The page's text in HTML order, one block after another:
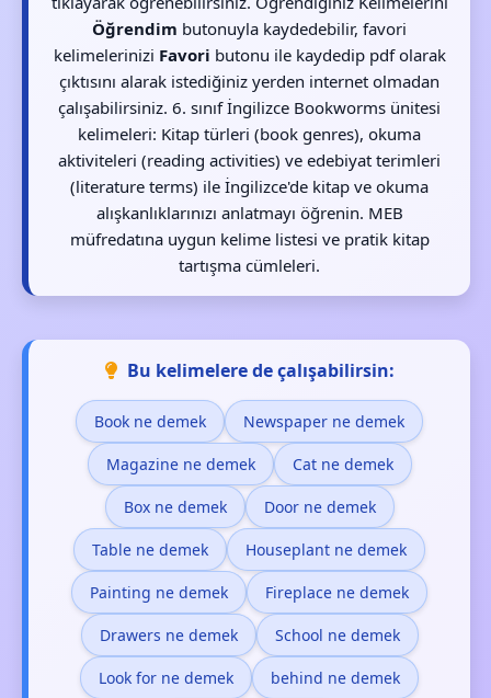
Öğrendim butonuyla kaydedebilir, favori
kelimelerinizi Favori butonu ile kaydedip pdf olarak
çıktısını alarak istediğiniz yerden internet olmadan
çalışabilirsiniz. 6. sınıf İngilizce Bookworms ünitesi
kelimeleri: Kitap türleri (book genres), okuma
aktiviteleri (reading activities) ve edebiyat terimleri
(literature terms) ile İngilizce'de kitap ve okuma
alışkanlıklarınızı anlatmayı öğrenin. MEB
müfredatına uygun kelime listesi ve pratik kitap
tartışma cümleleri.
Bu kelimelere de çalışabilirsin:
Book ne demek Newspaper ne demek
Magazine ne demek Cat ne demek
Box ne demek Door ne demek
Table ne demek Houseplant ne demek
Painting ne demek Fireplace ne demek
Drawers ne demek School ne demek
Look for ne demek behind ne demek